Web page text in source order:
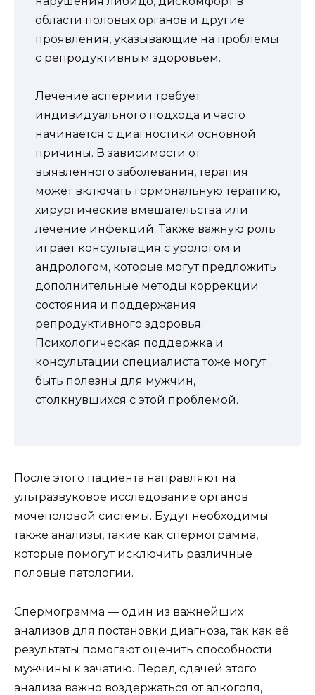
области половых органов и другие
проявления, указывающие на проблемы
с репродуктивным здоровьем.
Лечение аспермии требует
индивидуального подхода и часто
начинается с диагностики основной
причины. В зависимости от
выявленного заболевания, терапия
может включать гормональную терапию,
хирургические вмешательства или
лечение инфекций. Также важную роль
играет консультация с урологом и
андрологом, которые могут предложить
дополнительные методы коррекции
состояния и поддержания
репродуктивного здоровья.
Психологическая поддержка и
консультации специалиста тоже могут
быть полезны для мужчин,
столкнувшихся с этой проблемой.
После этого пациента направляют на
ультразвуковое исследование органов
мочеполовой системы. Будут необходимы
также анализы, такие как спермограмма,
которые помогут исключить различные
половые патологии.
Спермограмма — один из важнейших
анализов для постановки диагноза, так как её
результаты помогают оценить способности
мужчины к зачатию. Перед сдачей этого
анализа важно воздержаться от алкоголя,